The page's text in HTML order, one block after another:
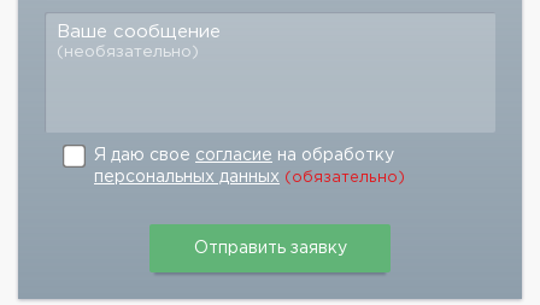
Ваше сообщение
(необязательно)
Я даю свое согласие на обработку
персональных данных (обязательно)